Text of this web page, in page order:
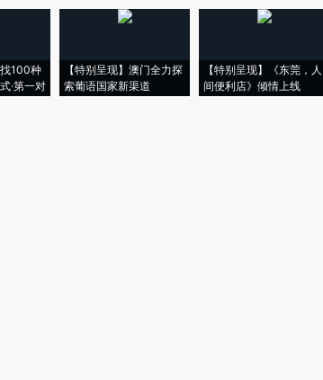
找100种
·第一对
【特别呈现】澳门全力探
索葡语国家新渠道
【特别呈现】《东莞，人
间便利店》倾情上线